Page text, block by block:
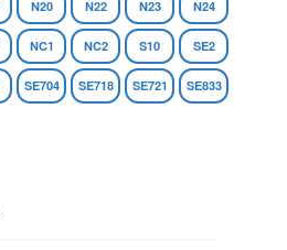
N20 N22 N23 N24
NC1 NC2 S10 SE2
SE704 SE718 SE721 SE833